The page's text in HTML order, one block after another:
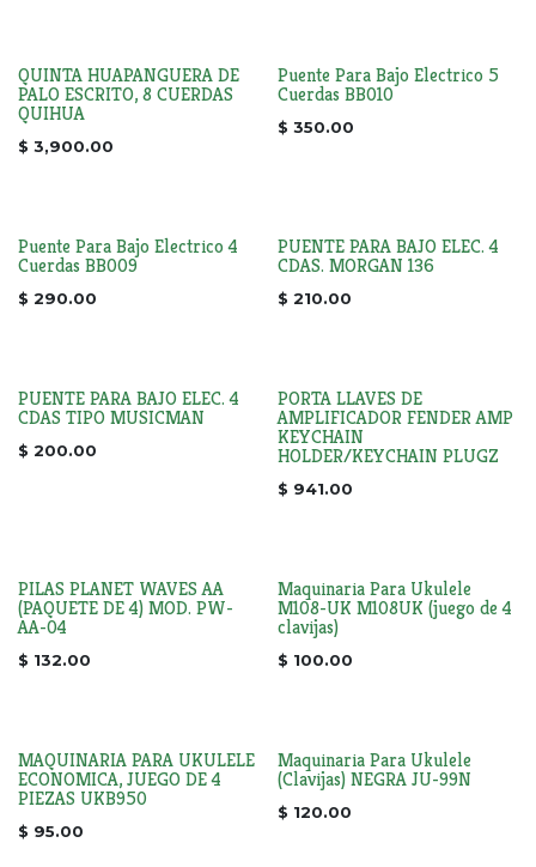
QUINTA HUAPANGUERA DE
PALO ESCRITO, 8 CUERDAS
QUIHUA
$ 3,900.00
Puente Para Bajo Electrico 5
Cuerdas BB010
$ 350.00
Puente Para Bajo Electrico 4
Cuerdas BB009
$ 290.00
PUENTE PARA BAJO ELEC. 4
CDAS. MORGAN 136
$ 210.00
PUENTE PARA BAJO ELEC. 4
CDAS TIPO MUSICMAN
$ 200.00
PORTA LLAVES DE
AMPLIFICADOR FENDER AMP
KEYCHAIN
HOLDER/KEYCHAIN PLUGZ
$ 941.00
PILAS PLANET WAVES AA
(PAQUETE DE 4) MOD. PW-
AA-04
$ 132.00
Maquinaria Para Ukulele
M108-UK M108UK (juego de 4
clavijas)
$ 100.00
MAQUINARIA PARA UKULELE
ECONOMICA, JUEGO DE 4
PIEZAS UKB950
$ 95.00
Maquinaria Para Ukulele
(Clavijas) NEGRA JU-99N
$ 120.00